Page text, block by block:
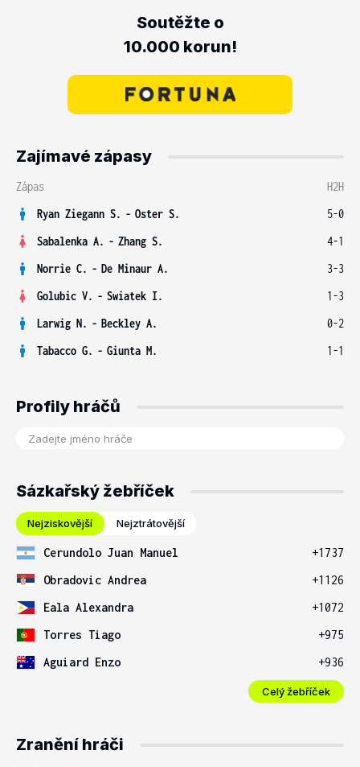
Soutěžte o
10.000 korun!
Zajímavé zápasy
Zápas
H2H
Ryan Ziegann S. - Oster S.
5-0
Sabalenka A. - Zhang S.
4-1
Norrie C. - De Minaur A.
3-3
Golubic V. - Swiatek I.
1-3
Larwig N. - Beckley A.
0-2
Tabacco G. - Giunta M. 1-1
Profily hráčů
Sázkařský žebříček
Nejziskovější Nejztrátovější
Cerundolo Juan Manuel
+1737
Obradovic Andrea
+1126
Eala Alexandra
+1072
Torres Tiago
+975
Aguiard Enzo
+936
Celý žebříček
Zranění hráči